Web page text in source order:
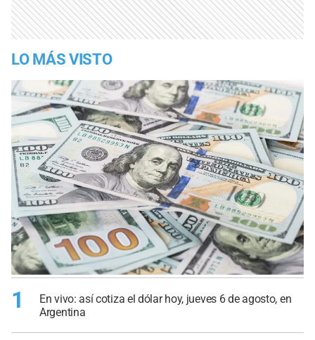
LO MÁS VISTO
1
En vivo: así cotiza el dólar hoy, jueves 6 de agosto, en
Argentina